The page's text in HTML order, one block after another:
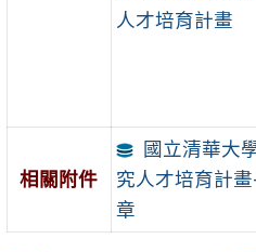
人才培育計畫
相關附件
國立清華大
究人才培育計
章